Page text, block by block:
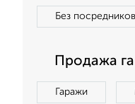
Без посредников
Продажа
Гаражи